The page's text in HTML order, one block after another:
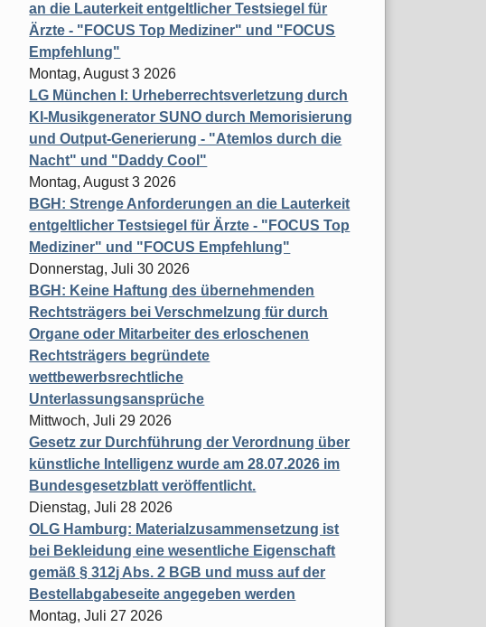
an die Lauterkeit entgeltlicher Testsiegel für
Ärzte - "FOCUS Top Mediziner" und "FOCUS
Empfehlung"
Montag, August 3 2026
LG München I: Urheberrechtsverletzung durch
KI-Musikgenerator SUNO durch Memorisierung
und Output-Generierung - "Atemlos durch die
Nacht" und "Daddy Cool"
Montag, August 3 2026
BGH: Strenge Anforderungen an die Lauterkeit
entgeltlicher Testsiegel für Ärzte - "FOCUS Top
Mediziner" und "FOCUS Empfehlung"
Donnerstag, Juli 30 2026
BGH: Keine Haftung des übernehmenden
Rechtsträgers bei Verschmelzung für durch
Organe oder Mitarbeiter des erloschenen
Rechtsträgers begründete
wettbewerbsrechtliche
Unterlassungsansprüche
Mittwoch, Juli 29 2026
Gesetz zur Durchführung der Verordnung über
künstliche Intelligenz wurde am 28.07.2026 im
Bundesgesetzblatt veröffentlicht.
Dienstag, Juli 28 2026
OLG Hamburg: Materialzusammensetzung ist
bei Bekleidung eine wesentliche Eigenschaft
gemäß § 312j Abs. 2 BGB und muss auf der
Bestellabgabeseite angegeben werden
Montag, Juli 27 2026